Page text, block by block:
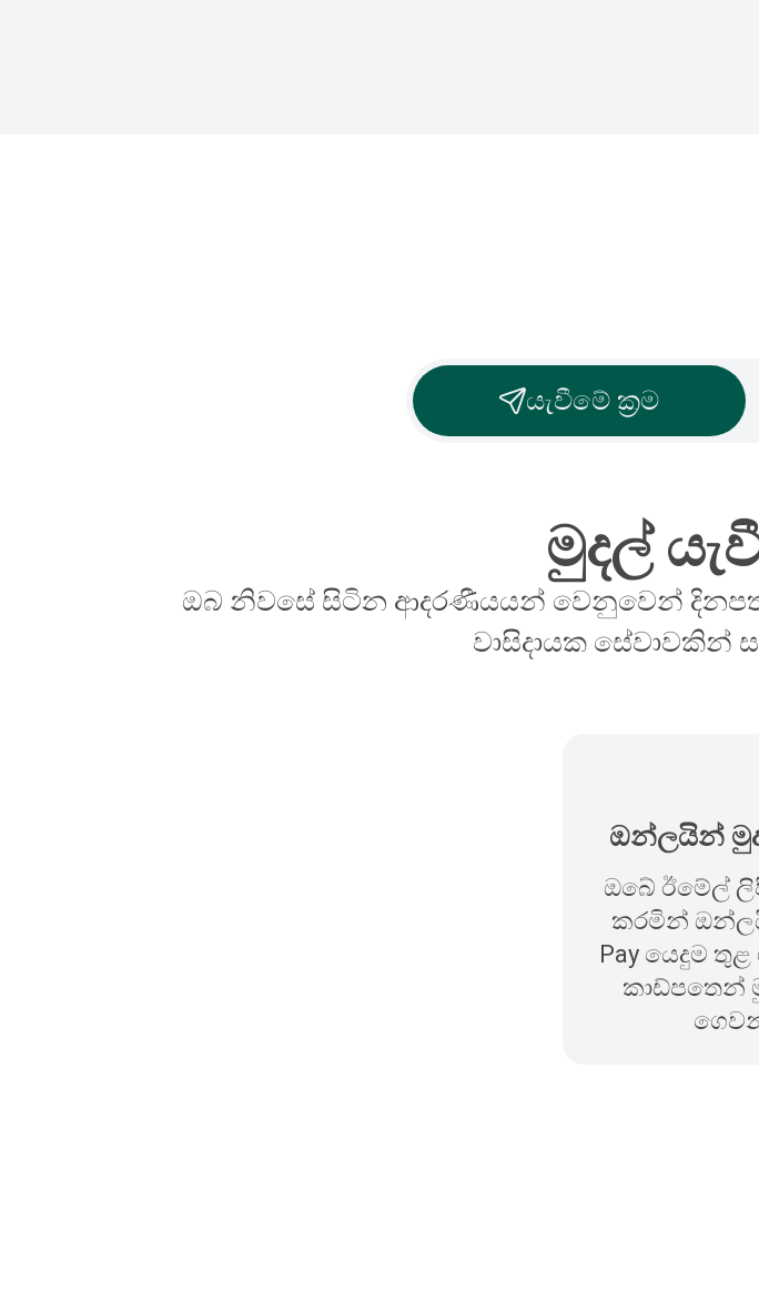
යැවීමේ ක්‍රම
මුදල්
ඔබ නිවසේ සිටින ආදරණීයයන් වෙනුවෙන්
වාසිදායක සේවාවකින්
ඔන්ලයින්
ඔබේ ඊමේල්
කරමින්
Pay යෙදුම
කාඩ්පතෙන්